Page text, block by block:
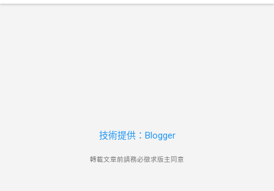
技術提供：Blogger
轉載文章前請務必徵求版主同意